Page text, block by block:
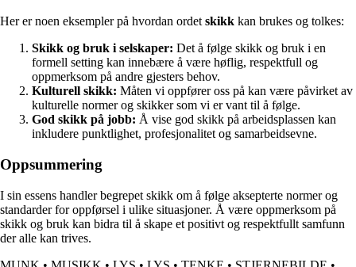
Her er noen eksempler på hvordan ordet skikk kan brukes og tolkes:
Skikk og bruk i selskaper: Det å følge skikk og bruk i en
formell setting kan innebære å være høflig, respektfull og
oppmerksom på andre gjesters behov.
Kulturell skikk: Måten vi oppfører oss på kan være påvirket av
kulturelle normer og skikker som vi er vant til å følge.
God skikk på jobb: Å vise god skikk på arbeidsplassen kan
inkludere punktlighet, profesjonalitet og samarbeidsevne.
Oppsummering
I sin essens handler begrepet skikk om å følge aksepterte normer og
standarder for oppførsel i ulike situasjoner. Å være oppmerksom på
skikk og bruk kan bidra til å skape et positivt og respektfullt samfunn
der alle kan trives.